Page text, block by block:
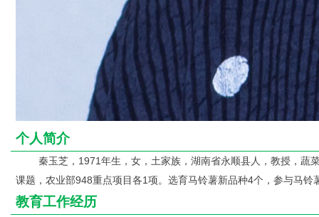
个人简介
秦玉芝，1971年生，女，土家族，湖南省永顺县人，教授，蔬
课题，农业部948重点项目各1项。选育马铃薯新品种4个，参与马
教育工作经历